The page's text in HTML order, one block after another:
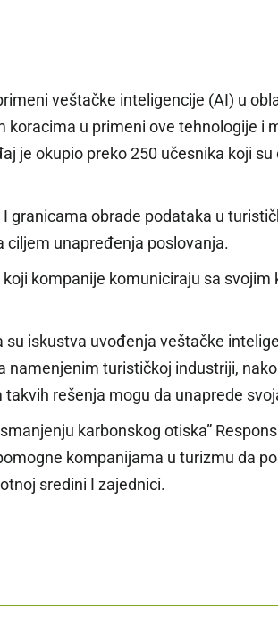
veštačke inteligencije (AI) u
koracima u primeni ove tehnologije i
je okupio preko 250 učesnika koji
obrade podataka u
ciljem unapređenja poslovanja.
kompanije komuniciraju sa svojim
iskustva uvođenja veštačke
turističkoj industriji,
rešenja mogu da unaprede
karbonskog otiska”
kompanijama u turizmu da
sredini I zajednici.